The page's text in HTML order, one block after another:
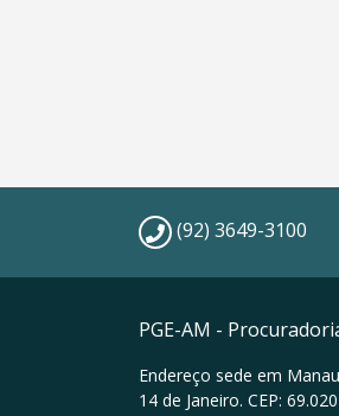
(92) 3649-3100
PGE-AM -
Endereço sede em
14 de Janeiro. CEP: